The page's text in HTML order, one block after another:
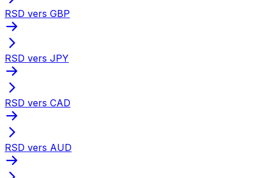
RSD vers GBP
RSD vers JPY
RSD vers CAD
RSD vers AUD